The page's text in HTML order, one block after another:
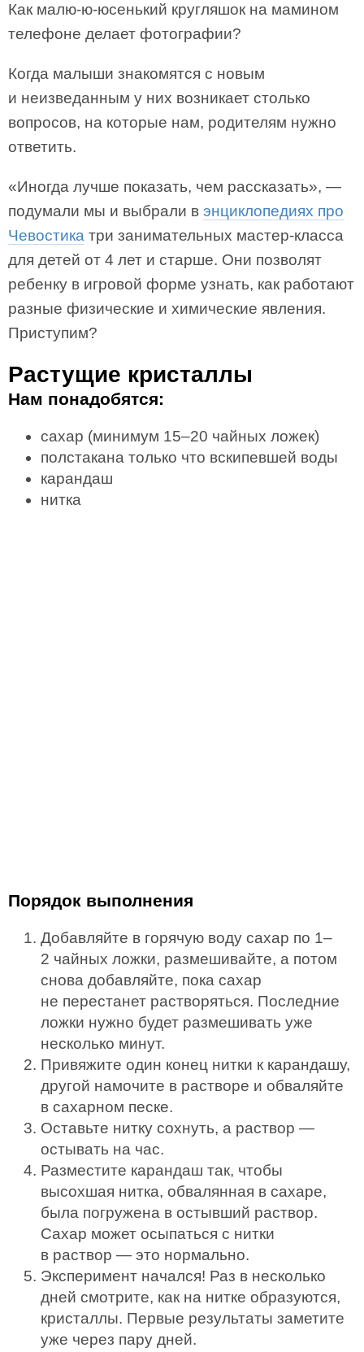
Как малю-ю-юсенький кругляшок на мамином
телефоне делает фотографии?
Когда малыши знакомятся с новым
и неизведанным у них возникает столько
вопросов, на которые нам, родителям нужно
ответить.
«Иногда лучше показать, чем рассказать», —
подумали мы и выбрали в энциклопедиях про
Чевостика три занимательных мастер-класса
для детей от 4 лет и старше. Они позволят
ребенку в игровой форме узнать, как работают
разные физические и химические явления.
Приступим?
Растущие кристаллы
Нам понадобятся:
сахар (минимум 15–20 чайных ложек)
полстакана только что вскипевшей воды
карандаш
нитка
Порядок выполнения
Добавляйте в горячую воду сахар по 1–
2 чайных ложки, размешивайте, а потом
снова добавляйте, пока сахар
не перестанет растворяться. Последние
ложки нужно будет размешивать уже
несколько минут.
Привяжите один конец нитки к карандашу,
другой намочите в растворе и обваляйте
в сахарном песке.
Оставьте нитку сохнуть, а раствор —
остывать на час.
Разместите карандаш так, чтобы
высохшая нитка, обвалянная в сахаре,
была погружена в остывший раствор.
Сахар может осыпаться с нитки
в раствор — это нормально.
Эксперимент начался! Раз в несколько
дней смотрите, как на нитке образуются,
кристаллы. Первые результаты заметите
уже через пару дней.